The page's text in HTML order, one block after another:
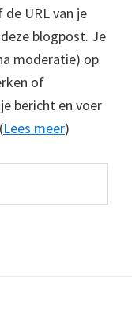
URL van je
blogpost. Je
moderatie) op
of
bericht en voer
Lees meer)